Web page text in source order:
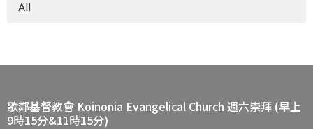
All
歌鄰基督教會 Koinonia Evangelical Church 週六崇拜 (早上
9時15分&11時15分)